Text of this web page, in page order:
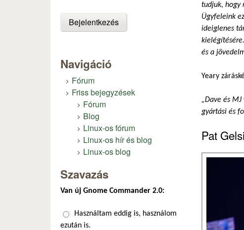
tudjuk, hogy
Ügyfeleink
ideiglenes
és a
Yeary
„Dave és
gyártási és
Pat
Navigáció
Fórum
Friss bejegyzések
Fórum
Blog
Linux-os fórum
Linux-os hír és blog
Linux-os blog
Szavazás
Van új Gnome Commander 2.0:
Választások
Használtam eddig is, használom
ezután is.